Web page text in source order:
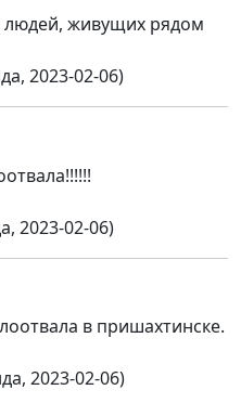
людей, живущих рядом
2023-02-06)
2023-02-06)
в пришахтинске.
2023-02-06)